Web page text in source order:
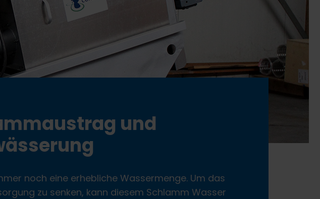
und
noch eine erhebliche Wassermenge. Um das
zu senken, kann diesem Schlamm Wasser